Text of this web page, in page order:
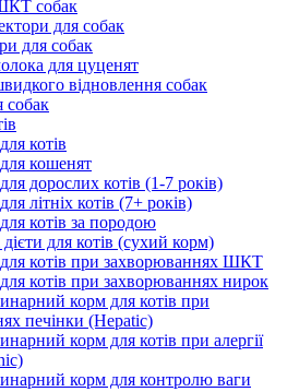
собак
для собак
для собак
для цуценят
відновлення собак
собак
котів
кошенят
дорослих котів (1-7 років)
літніх котів (7+ років)
котів за породою
для котів (сухий корм)
котів при захворюваннях ШКТ
котів при захворюваннях нирок
корм для котів при
печінки (Hepatic)
корм для котів при алергії
корм для контролю ваги